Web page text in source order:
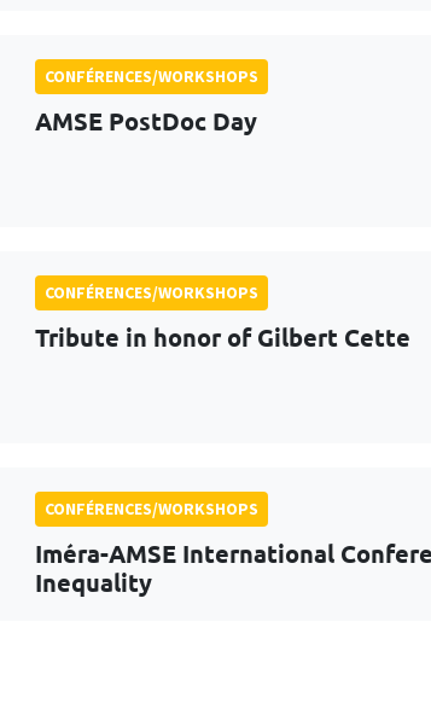
CONFÉRENCES/WORKSHOPS
AMSE PostDoc Day
CONFÉRENCES/WORKSHOPS
Tribute in honor of Gilbert Cette
CONFÉRENCES/WORKSHOPS
Iméra-AMSE International
Inequality